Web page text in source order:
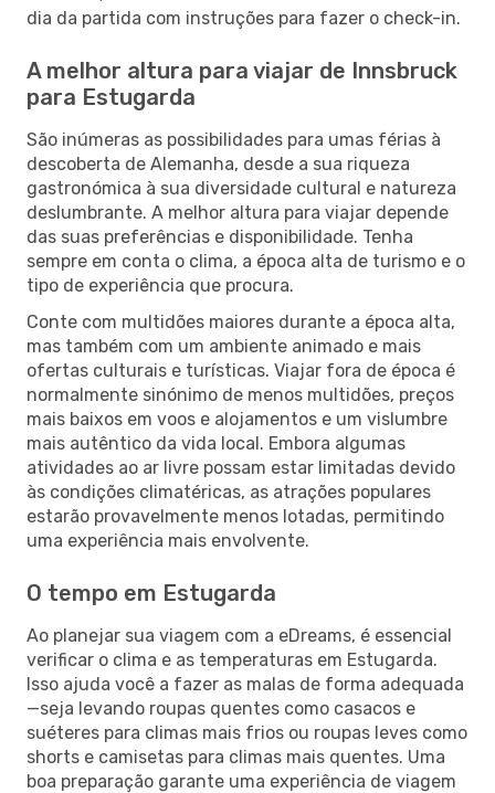
dia da partida com instruções para fazer o check-in.
A melhor altura para viajar de Innsbruck
para Estugarda
São inúmeras as possibilidades para umas férias à
descoberta de Alemanha, desde a sua riqueza
gastronómica à sua diversidade cultural e natureza
deslumbrante. A melhor altura para viajar depende
das suas preferências e disponibilidade. Tenha
sempre em conta o clima, a época alta de turismo e o
tipo de experiência que procura.
Conte com multidões maiores durante a época alta,
mas também com um ambiente animado e mais
ofertas culturais e turísticas. Viajar fora de época é
normalmente sinónimo de menos multidões, preços
mais baixos em voos e alojamentos e um vislumbre
mais autêntico da vida local. Embora algumas
atividades ao ar livre possam estar limitadas devido
às condições climatéricas, as atrações populares
estarão provavelmente menos lotadas, permitindo
uma experiência mais envolvente.
O tempo em Estugarda
Ao planejar sua viagem com a eDreams, é essencial
verificar o clima e as temperaturas em Estugarda.
Isso ajuda você a fazer as malas de forma adequada
—seja levando roupas quentes como casacos e
suéteres para climas mais frios ou roupas leves como
shorts e camisetas para climas mais quentes. Uma
boa preparação garante uma experiência de viagem